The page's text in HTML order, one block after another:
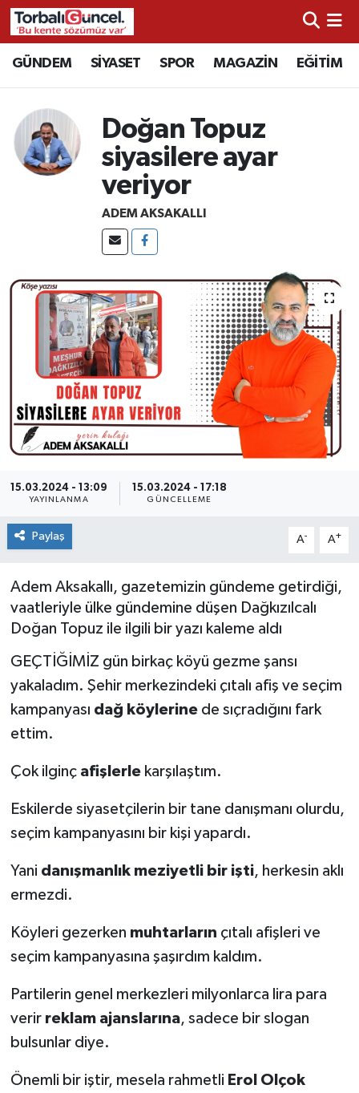
GÜNDEM SİYASET SPOR MAGAZİN EĞİTİM
Doğan Topuz
siyasilere ayar
veriyor
ADEM AKSAKALLI
15.03.2024 - 13:09
YAYINLANMA
15.03.2024 - 17:18
GÜNCELLEME
Paylaş A- A+
Adem Aksakallı, gazetemizin gündeme getirdiği,
vaatleriyle ülke gündemine düşen Dağkızılcalı
Doğan Topuz ile ilgili bir yazı kaleme aldı
GEÇTİĞİMİZ gün birkaç köyü gezme şansı
yakaladım. Şehir merkezindeki çıtalı afiş ve seçim
kampanyası dağ köylerinede sıçradığını fark
ettim.
Çok ilginç afişlerlekarşılaştım.
Eskilerde siyasetçilerin bir tane danışmanı olurdu,
seçim kampanyasını bir kişi yapardı.
Yani danışmanlık meziyetli bir işti, herkesin aklı
ermezdi.
Köyleri gezerken muhtarların çıtalı afişleri ve
seçim kampanyasına şaşırdım kaldım.
Partilerin genel merkezleri milyonlarca lira para
verir reklam ajanslarına, sadece bir slogan
bulsunlar diye.
Önemli bir iştir, mesela rahmetli Erol Olçok
İzmir Nöbetçi Eczaneler
İzmir Namaz Vakitleri
İzmir Trafik Yoğunluk Haritası
Son Dakika Haberleri
Haber Arşivi